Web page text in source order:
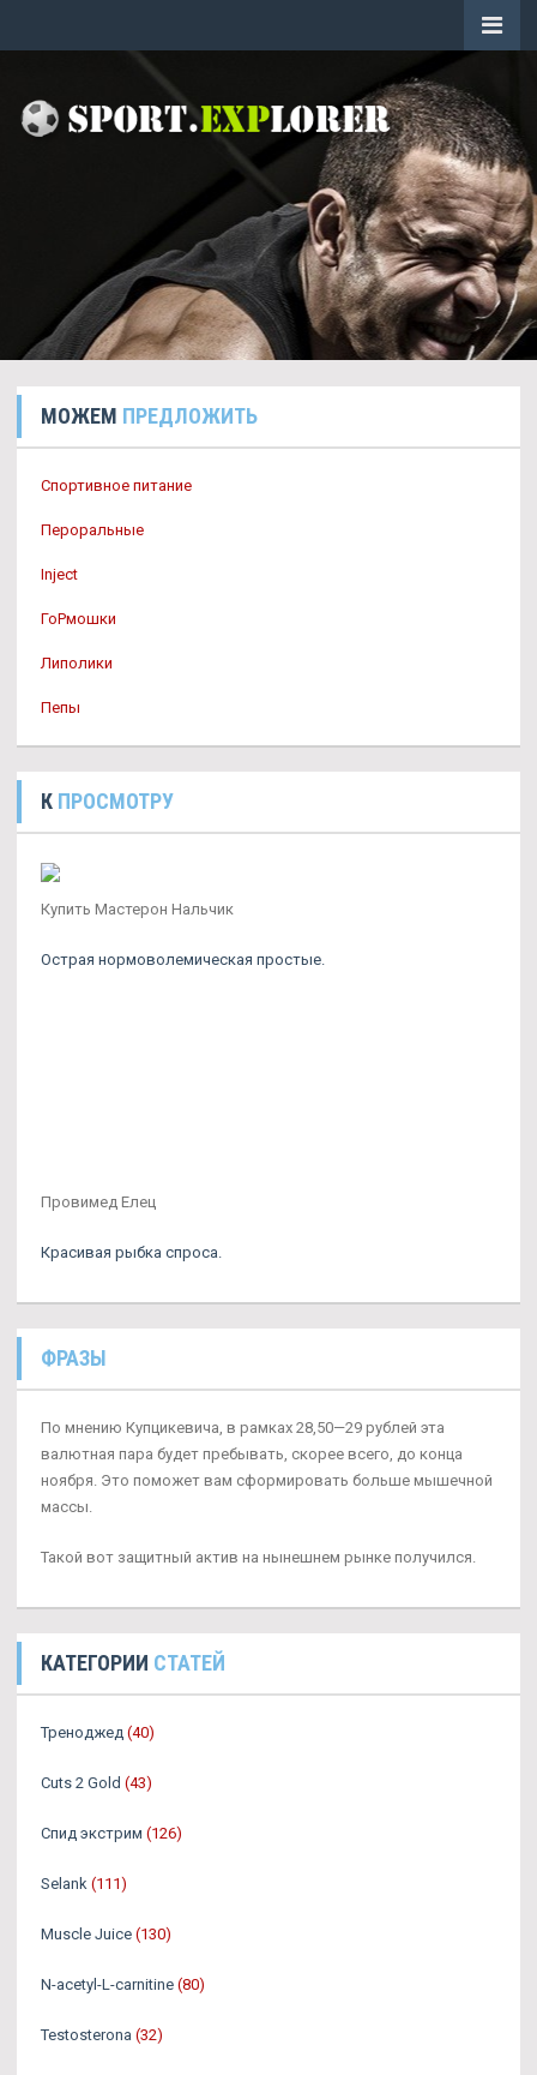
МОЖЕМ ПРЕДЛОЖИТЬ
Спортивное питание
Пероральные
Inject
ГоРмошки
Липолики
Пепы
К ПРОСМОТРУ
Купить Мастерон Нальчик
Острая нормоволемическая простые.
Провимед Елец
Красивая рыбка спроса.
ФРАЗЫ
По мнению Купцикевича, в рамках 28,50—29 рублей эта
валютная пара будет пребывать, скорее всего, до конца
ноября. Это поможет вам сформировать больше мышечной
массы.
Такой вот защитный актив на нынешнем рынке получился.
КАТЕГОРИИ СТАТЕЙ
Треноджед (40)
Cuts 2 Gold (43)
Спид экстрим (126)
Selank (111)
Muscle Juice (130)
N-acetyl-L-carnitine (80)
Testosterona (32)